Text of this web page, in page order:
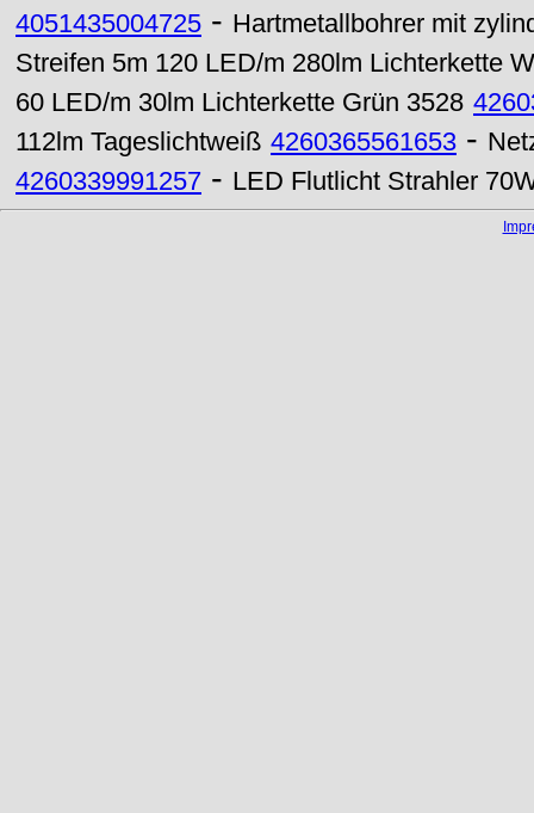
4051435004725 - Hartmetallbohrer mit
Streifen 5m 120 LED/m 280lm Lichterkette
60 LED/m 30lm Lichterkette Grün 3528
112lm Tageslichtweiß 4260365561653 -
4260339991257 - LED Flutlicht Strahler